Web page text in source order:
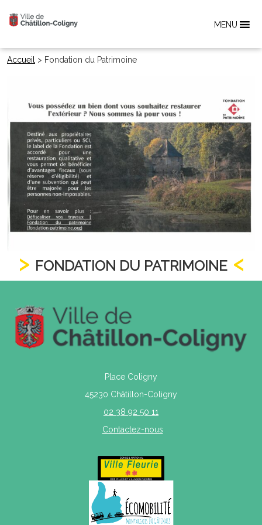
MENU
Accueil > Fondation du Patrimoine
FONDATION DU PATRIMOINE
Place Coligny
45230 Châtillon-Coligny
02 38 92 50 11
Contactez-nous